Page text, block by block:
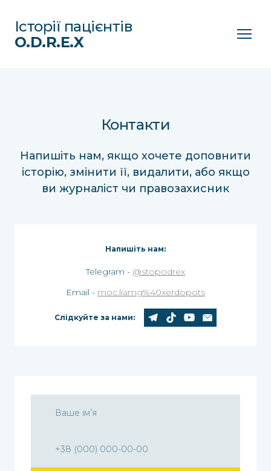
Історії пацієнтів
O.D.R.E.X
Контакти
Напишіть нам, якщо хочете доповнити
історію, змінити її, видалити, або якщо
ви журналіст чи правозахисник
Напишіть нам:
Telegram - @stopodrex
Email - moc.liamg%40xerdopots
Слідкуйте за нами: